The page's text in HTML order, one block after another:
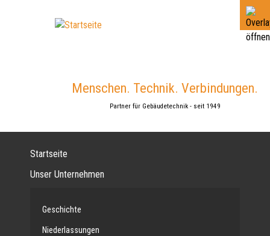
Menschen. Technik. Verbindungen.
Partner für Gebäudetechnik - seit 1949
Startseite
Unser Unternehmen
Geschichte
Niederlassungen